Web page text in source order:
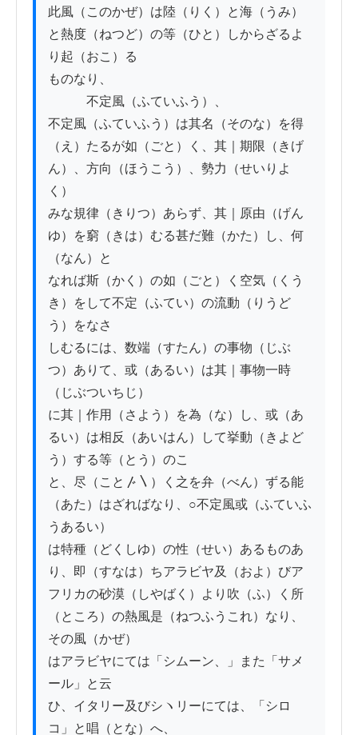
此風（このかぜ）は陸（りく）と海（うみ）
と熱度（ねつど）の等（ひと）しからざるよ
り起（おこ）る
ものなり、
不定風（ふていふう）、
不定風（ふていふう）は其名（そのな）を得
（え）たるが如（ごと）く、其｜期限（きげ
ん）、方向（ほうこう）、勢力（せいりよ
く）
みな規律（きりつ）あらず、其｜原由（げん
ゆ）を窮（きは）むる甚だ難（かた）し、何
（なん）と
なれば斯（かく）の如（ごと）く空気（くう
き）をして不定（ふてい）の流動（りうど
う）をなさ
しむるには、数端（すたん）の事物（じぶ
つ）ありて、或（あるい）は其｜事物一時
（じぶついちじ）
に其｜作用（さよう）を為（な）し、或（あ
るい）は相反（あいはん）して挙動（きよど
う）する等（とう）のこ
と、尽（こと〴〵）く之を弁（べん）ずる能
（あた）はざればなり、○不定風或（ふていふ
うあるい）
は特種（どくしゆ）の性（せい）あるものあ
り、即（すなは）ちアラビヤ及（およ）びア
フリカの砂漠（しやばく）より吹（ふ）く所
（ところ）の熱風是（ねつふうこれ）なり、
その風（かぜ）
はアラビヤにては「シムーン、」また「サメ
ール」と云
ひ、イタリー及びシヽリーにては、「シロ
コ」と唱（とな）へ、